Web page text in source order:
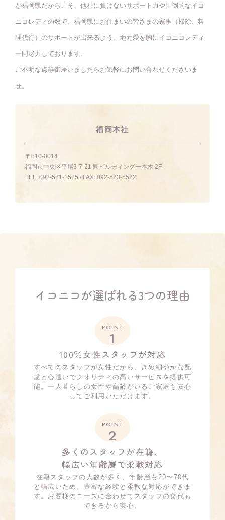
が福岡県だからこそ、他社に負けないサポート力や圧倒的なイコ
ニコレディの数で、福岡県にお住まいの皆さまの家事（掃除、料
理代行）のサポートが出来るよう、地元愛を胸にイコニコレディ
一同尽力しております。
ご不明な点等御座いましたらお気軽にお問い合わせくださいま
せ。
福岡本社
〒810-0014
福岡市中央区平尾3-7-21 圓ビルディング一本木 2F
TEL: 092-521-1525 / FAX: 092-523-5522
イコニコが選ばれる3つの理由
POINT
1
100％女性スタッフが対応
すべてのスタッフが女性だから、きめ細やかな配
慮と心遣いでクオリティの高いサービスを提供可
能。一人暮らしの女性や高齢がいるご家庭も安心
してご利用いただけます。
POINT
2
多くのスタッフが在籍、
幅広い年齢層で柔軟対応
在籍スタッフの人数が多く、年齢層も20〜70代
と幅広いため、豊富な経験と柔軟な対応ができま
す。お客様のニーズに合わせてスタッフの交代も
できるから安心。